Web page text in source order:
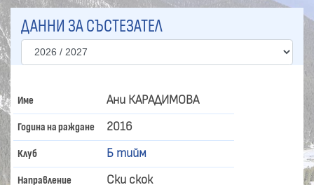
ДАННИ ЗА СЪСТЕЗАТЕЛ
Име Ани КАРАДИМОВА
Година на раждане 2016
Клуб Б тийм
Направление Ски скок